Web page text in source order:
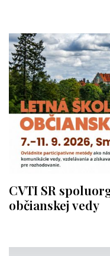
CVTI SR
občianskej vedy